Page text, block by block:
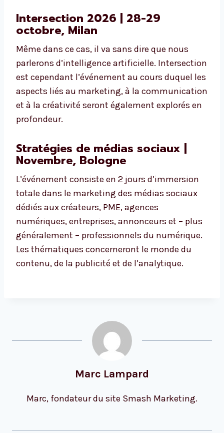
Intersection 2026 | 28-29
octobre, Milan
Même dans ce cas, il va sans dire que nous
parlerons d’intelligence artificielle. Intersection
est cependant l’événement au cours duquel les
aspects liés au marketing, à la communication
et à la créativité seront également explorés en
profondeur.
Stratégies de médias sociaux |
Novembre, Bologne
L’événement consiste en 2 jours d’immersion
totale dans le marketing des médias sociaux
dédiés aux créateurs, PME, agences
numériques, entreprises, annonceurs et – plus
généralement – professionnels du numérique.
Les thématiques concerneront le monde du
contenu, de la publicité et de l’analytique.
Marc Lampard
Marc, fondateur du site Smash Marketing.